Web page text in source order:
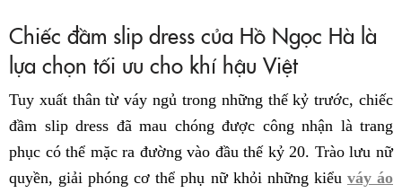
Chiếc đầm slip dress của Hồ Ngọc Hà là
lựa chọn tối ưu cho khí hậu Việt
Tuy xuất thân từ váy ngủ trong những thế kỷ trước, chiếc
đầm slip dress đã mau chóng được công nhận là trang
phục có thể mặc ra đường vào đầu thế kỷ 20. Trào lưu nữ
quyền, giải phóng cơ thể phụ nữ khỏi những kiểu váy áo